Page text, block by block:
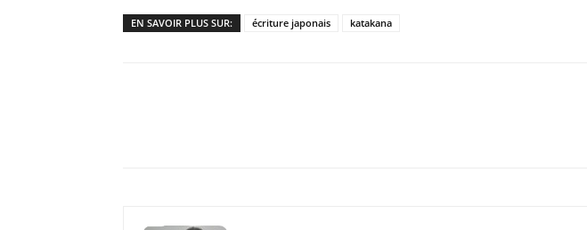
EN SAVOIR PLUS SUR: écriture japonais katakana